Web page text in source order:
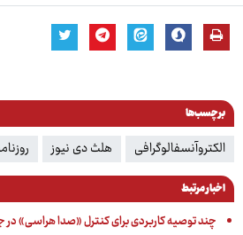
برچسب‌ها
الکتروآنسفالوگرافی هلث دی نیوز
اخبار مرتبط
چند توصیه کاربردی برای کنترل «صدا هراسی»